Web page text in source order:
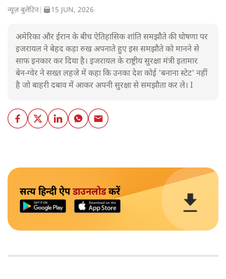
न्यूज़ बुलेटिन 15 JUN, 2026
अमेरिका और ईरान के बीच ऐतिहासिक शांति समझौते की घोषणा पर
इजरायल ने बेहद कड़ा रुख अपनाते हुए इस समझौते को मानने से
साफ इनकार कर दिया है। इजरायल के राष्ट्रीय सुरक्षा मंत्री इतामार
बेन-ग्वेर ने सख्त लहजे में कहा कि उनका देश कोई 'बनाना स्टेट' नहीं
है जो बाहरी दबाव में आकर अपनी सुरक्षा से समझौता कर ले। I
सत्य हिन्दी ऐपडाउनलोडकरें